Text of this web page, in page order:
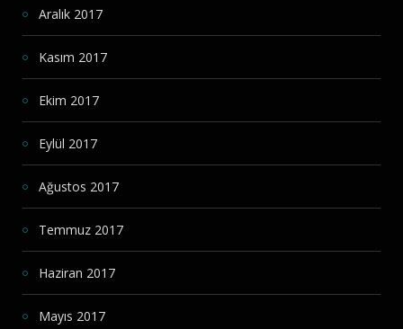
Aralık 2017
Kasım 2017
Ekim 2017
Eylül 2017
Ağustos 2017
Temmuz 2017
Haziran 2017
Mayıs 2017